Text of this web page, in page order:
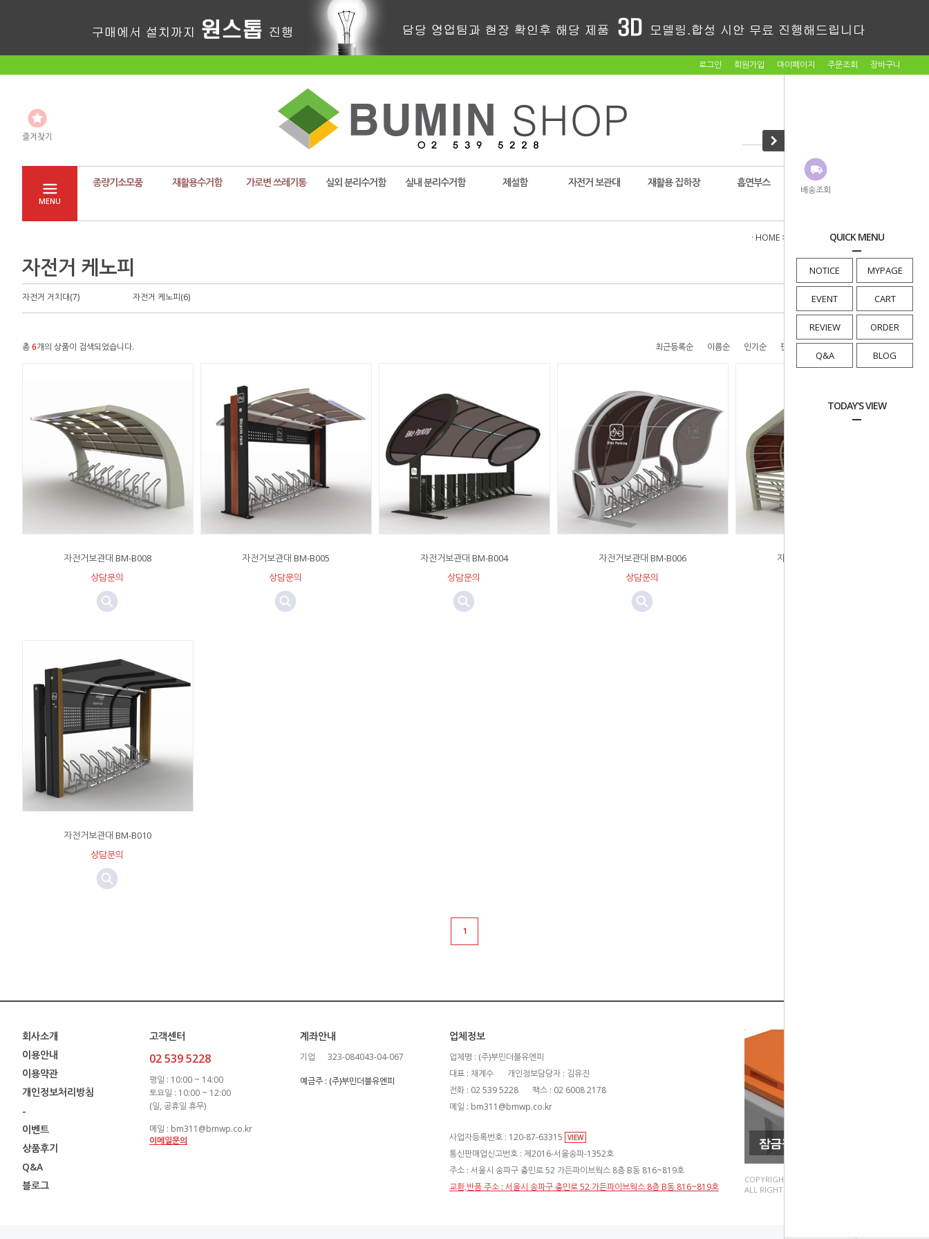
배송조회
QUICK MENU
NOTICE MYPAGE
EVENT CART
REVIEW ORDER
Q&A BLOG
TODAY'S VIEW
로그인 회원가입 마이페이지 주문조회 장바구니
즐겨찾기
MENU
종량기소모품 재활용수거함 가로변 쓰레기통 실외 분리수거함 실내 분리수거함 제설함 자전거 보관대 재활용 집하장 흡연부스 암롤박스
· HOME > 자전거 보관대>자전거 케노피
자전거 케노피
자전거 거치대(7) 자전거 케노피(6)
총6개의 상품이 검색되었습니다. 최근등록순 이름순 인기순 판매순 높은가격순 낮은가격순
자전거보관대 BM-B008
상담문의
자전거보관대 BM-B005
상담문의
자전거보관대 BM-B004
상담문의
자전거보관대 BM-B006
상담문의
자전거보관대 BM-B009
자전거보관대 BM-B010
상담문의
1
회사소개
이용안내
이용약관
개인정보처리방침
-
이벤트
상품후기
Q&A
블로그
고객센터
02 539 5228
평일 : 10:00 ~ 14:00
토요일 : 10:00 ~ 12:00
(일, 공휴일 휴무)
메일 : bm311@bmwp.co.kr
이메일문의
계좌안내
기업 323-084043-04-067
예금주 : (주)부민더블유엔피
업체정보
업체명 : (주)부민더블유엔피
대표 : 채계수
개인정보담당자 : 김유진
전화 : 02 539 5228
팩스 : 02 6008 2178
메일 : bm311@bmwp.co.kr
사업자등록번호 : 120-87-63315 VIEW
통신판매업신고번호 : 제2016-서울송파-1352호
주소 : 서울시 송파구 충민로 52 가든파이브웍스 8층 B동 816~819호
교환,반품 주소 : 서울시 송파구 충민로 52 가든파이브웍스 8층 B동 816~819호
COPYRIGHT(C).
ALL RIGHT RESERVED.